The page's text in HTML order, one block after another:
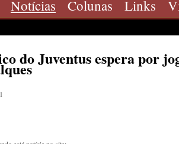
Notícias Colunas Links
do Juventus espera por